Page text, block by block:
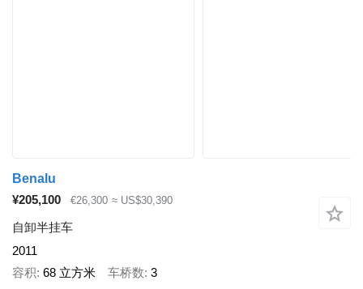
Benalu
¥205,100
€26,300 ≈ US$30,390
自卸半挂车
2011
容积 68 立方米 车桥数 3